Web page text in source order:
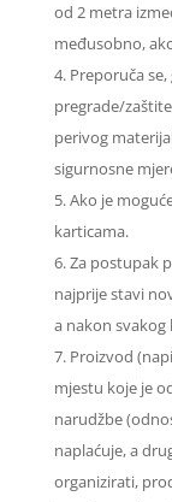
od 2 metra
međusobno,
Preporuča
pregrade/
perivog
sigurnosne
Ako je
karticama.
Za postupak
najprije stavi
a nakon svakog
Proizvod
mjestu koje je
narudžbe
naplaćuje, a
organizirati,